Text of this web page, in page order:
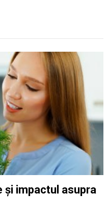
și impactul asupra